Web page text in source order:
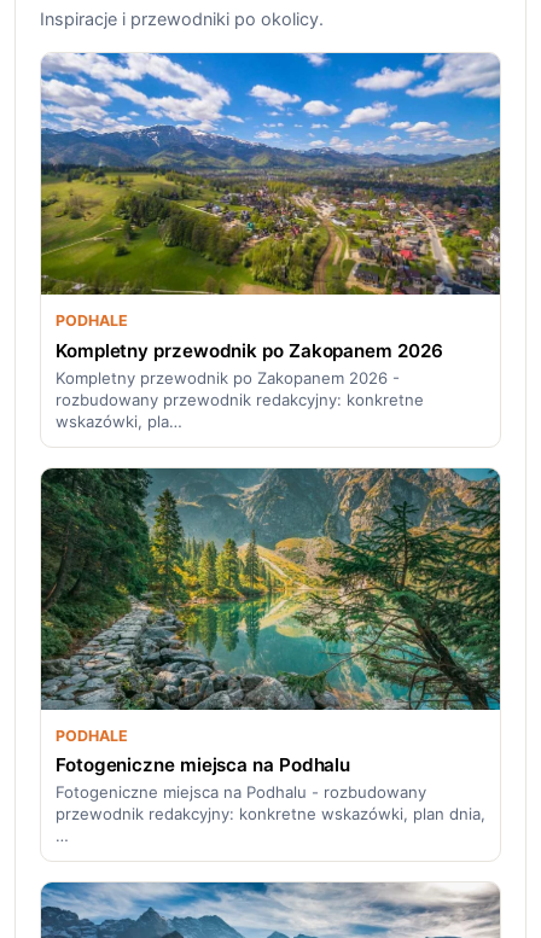
Inspiracje i przewodniki po okolicy.
PODHALE
Kompletny przewodnik po Zakopanem 2026
Kompletny przewodnik po Zakopanem 2026 -
rozbudowany przewodnik redakcyjny: konkretne
wskazówki, pla…
PODHALE
Fotogeniczne miejsca na Podhalu
Fotogeniczne miejsca na Podhalu - rozbudowany
przewodnik redakcyjny: konkretne wskazówki, plan dnia,
…